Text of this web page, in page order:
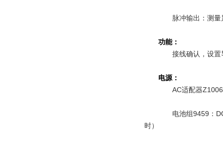
脉冲输出：测
功能：
接线确认，设
电源：
AC适配器
电池组9459：
时）